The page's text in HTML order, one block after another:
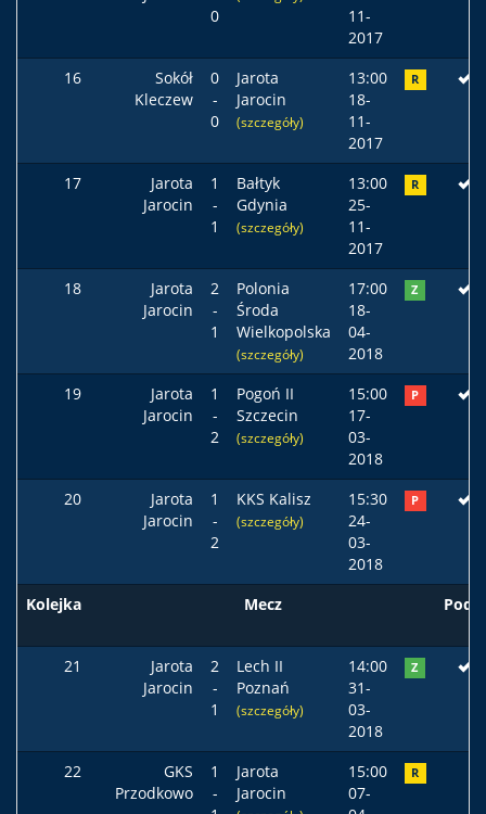
0
11-
2017
16
Sokół
Kleczew
0
-
0
Jarota
Jarocin
(szczegóły)
13:00
18-
11-
2017
R
17
Jarota
Jarocin
1
-
1
Bałtyk
Gdynia
(szczegóły)
13:00
25-
11-
2017
R
18
Jarota
Jarocin
2
-
1
Polonia
Środa
Wielkopolska
(szczegóły)
17:00
18-
04-
2018
Z
19
Jarota
Jarocin
1
-
2
Pogoń II
Szczecin
(szczegóły)
15:00
17-
03-
2018
P
20
Jarota
Jarocin
1
-
2
KKS Kalisz
(szczegóły)
15:30
24-
03-
2018
P
Kolejka Mecz Podst
21
Jarota
Jarocin
2
-
1
Lech II
Poznań
(szczegóły)
14:00
31-
03-
2018
Z
22
GKS
Przodkowo
1
-
Jarota
Jarocin
15:00
07-
R